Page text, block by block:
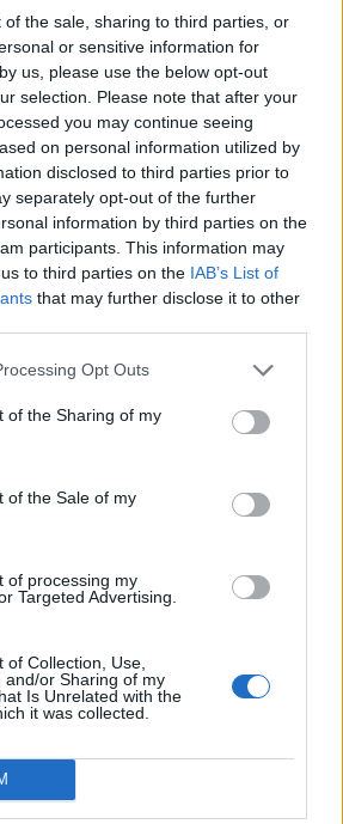
of the sale, sharing to third parties, or
or sensitive information for
us, please use the below opt-out
selection. Please note that after your
you may continue seeing
on personal information utilized by
disclosed to third parties prior to
separately opt-out of the further
information by third parties on the
participants. This information may
to third parties on the IAB’s List of
that may further disclose it to other
Opt Outs
of the Sharing of my
of the Sale of my
of processing my
Targeted Advertising.
of Collection, Use,
and/or Sharing of my
Is Unrelated with the
it was collected.